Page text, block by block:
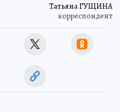
Татьяна ГУЩИНА
корреспондент